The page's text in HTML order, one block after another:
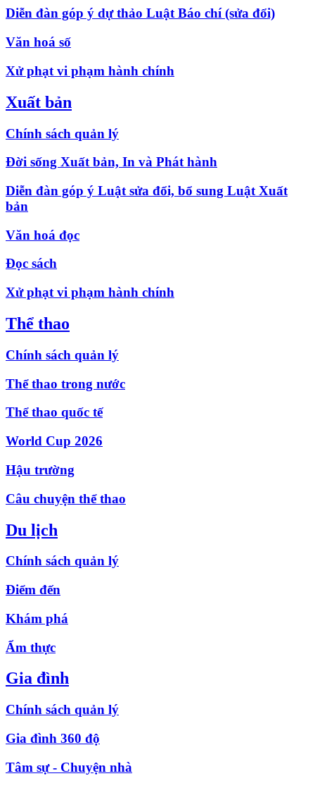
Diễn đàn góp ý dự thảo Luật Báo chí (sửa đổi)
Văn hoá số
Xử phạt vi phạm hành chính
Xuất bản
Chính sách quản lý
Đời sống Xuất bản, In và Phát hành
Diễn đàn góp ý Luật sửa đổi, bổ sung Luật Xuất
bản
Văn hoá đọc
Đọc sách
Xử phạt vi phạm hành chính
Thể thao
Chính sách quản lý
Thể thao trong nước
Thể thao quốc tế
World Cup 2026
Hậu trường
Câu chuyện thể thao
Du lịch
Chính sách quản lý
Điểm đến
Khám phá
Ẩm thực
Gia đình
Chính sách quản lý
Gia đình 360 độ
Tâm sự - Chuyện nhà